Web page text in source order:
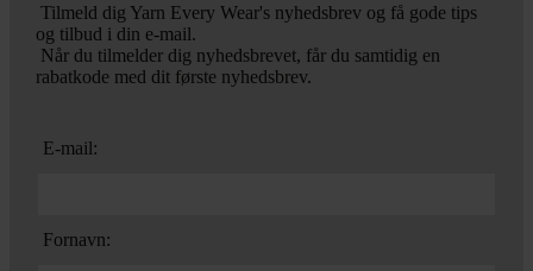
Tilmeld dig Yarn Every Wear's nyhedsbrev og få gode tips
og tilbud i din e-mail.
Når du tilmelder dig nyhedsbrevet, får du samtidig en
rabatkode med dit første nyhedsbrev.
E-mail:
Fornavn: